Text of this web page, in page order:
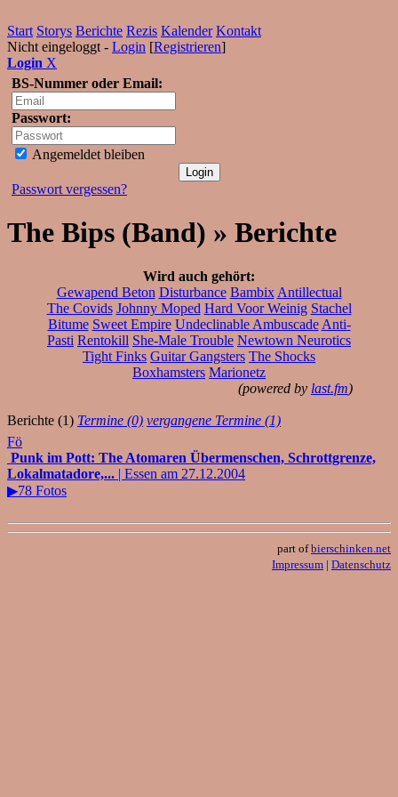
Start Storys Berichte Rezis Kalender Kontakt
Nicht eingeloggt - Login [Registrieren]
Login X
BS-Nummer oder Email:
Passwort:
Angemeldet bleiben
Passwort vergessen?
The Bips (Band) » Berichte
Wird auch gehört:
Gewapend Beton Disturbance Bambix Antillectual
The Covids Johnny Moped Hard Voor Weinig Stachel
Bitume Sweet Empire Undeclinable Ambuscade Anti-
Pasti Rentokill She-Male Trouble Newtown Neurotics
Tight Finks Guitar Gangsters The Shocks
Boxhamsters Marionetz
(powered by last.fm)
Berichte (1) Termine (0) vergangene Termine (1)
Fö
Punk im Pott: The Atomaren Übermenschen, Schrottgrenze,
Lokalmatadore,... | Essen am 27.12.2004
▶78 Fotos
part ofbierschinken.net
Impressum | Datenschutz